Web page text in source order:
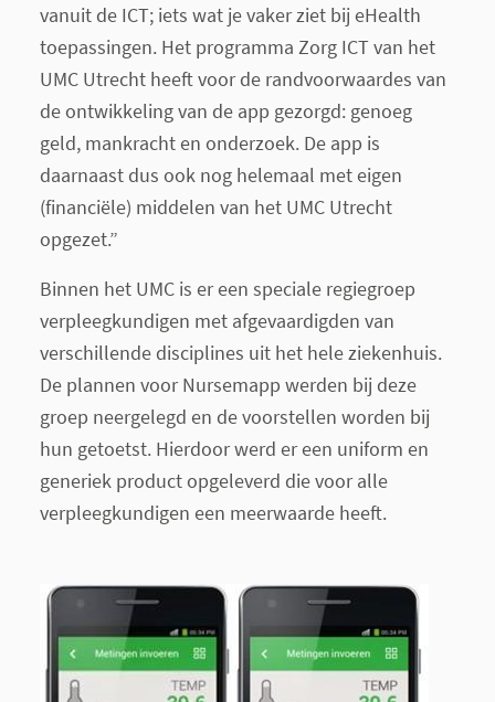
vanuit de ICT; iets wat je vaker ziet bij eHealth
toepassingen. Het programma Zorg ICT van het
UMC Utrecht heeft voor de randvoorwaardes van
de ontwikkeling van de app gezorgd: genoeg
geld, mankracht en onderzoek. De app is
daarnaast dus ook nog helemaal met eigen
(financiële) middelen van het UMC Utrecht
opgezet.”
Binnen het UMC is er een speciale regiegroep
verpleegkundigen met afgevaardigden van
verschillende disciplines uit het hele ziekenhuis.
De plannen voor Nursemapp werden bij deze
groep neergelegd en de voorstellen worden bij
hun getoetst. Hierdoor werd er een uniform en
generiek product opgeleverd die voor alle
verpleegkundigen een meerwaarde heeft.